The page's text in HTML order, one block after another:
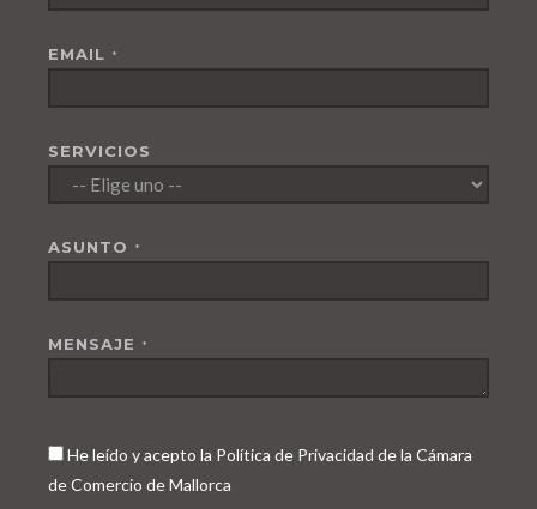
EMAIL *
SERVICIOS
ASUNTO *
MENSAJE *
He leído y acepto la Política de Privacidad de la Cámara
de Comercio de Mallorca